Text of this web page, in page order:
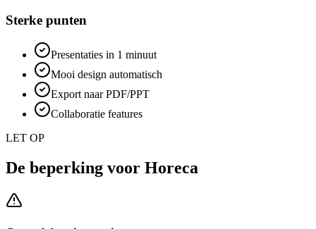
Sterke punten
Presentaties in 1 minuut
Mooi design automatisch
Export naar PDF/PPT
Collaboratie features
LET OP
De beperking voor Horeca